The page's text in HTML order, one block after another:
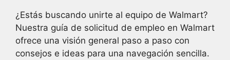
¿Estás buscando unirte al equipo de Walmart?
Nuestra guía de solicitud de empleo en Walmart
ofrece una visión general paso a paso con
consejos e ideas para una navegación sencilla.